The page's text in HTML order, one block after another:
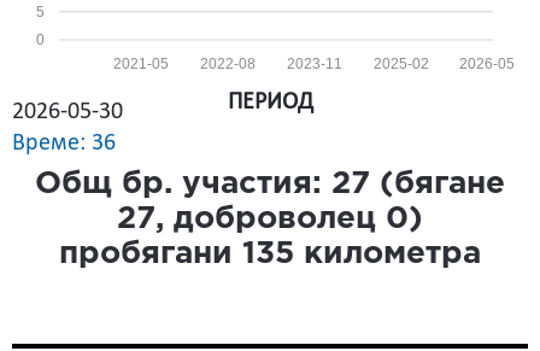
0
5
2026-05
2025-02
2023-11
2022-08
2021-05
2026-05-30
Време: 36
ПЕРИОД
Общ бр. участия: 27 (бягане
27, доброволец 0)
пробягани 135 километра